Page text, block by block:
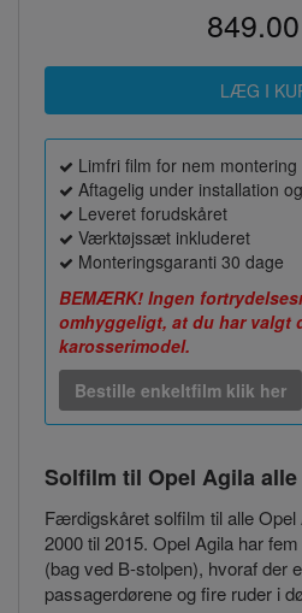
Limfri film for nem montering
Aftagelig under installation
Leveret forudskåret
Værktøjssæt inkluderet
Monteringsgaranti 30 dage
BEMÆRK! Ingen
omhyggeligt, at du har valgt
karosserimodel.
Bestille enkeltfilm klik her
Solfilm til Opel Agila
Færdigskåret solfilm til alle Opel
2000 til 2015. Opel Agila har
(bag ved B-stolpen), hvoraf der
passagerdørene og fire ruder i